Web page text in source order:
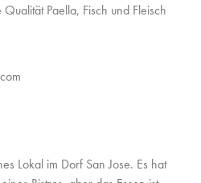
Paella, Fisch und Fleisch
Lokal im Dorf San Jose. Es hat